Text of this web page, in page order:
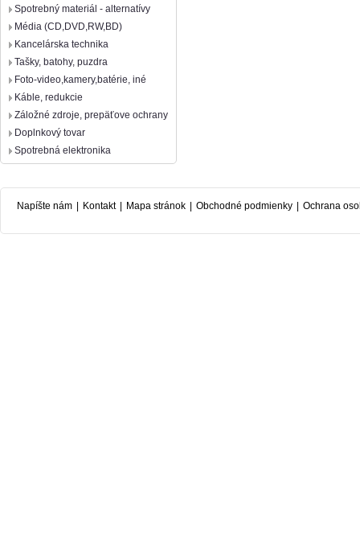
Spotrebný materiál - alternatívy
Média (CD,DVD,RW,BD)
Kancelárska technika
Tašky, batohy, puzdra
Foto-video,kamery,batérie, iné
Káble, redukcie
Záložné zdroje, prepäťove ochrany
Doplnkový tovar
Spotrebná elektronika
Napíšte nám Kontakt Mapa stránok Obchodné podmienky Ochrana